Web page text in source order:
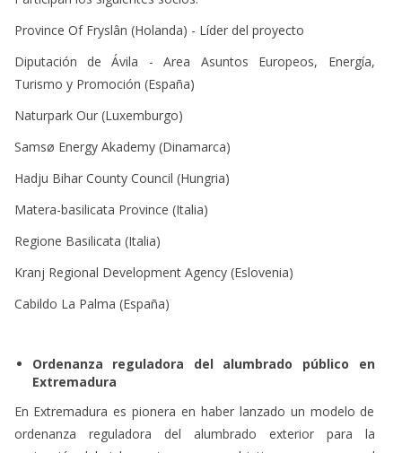
Participan los siguientes socios:
Province Of Fryslân (Holanda) - Líder del proyecto
Diputación de Ávila - Area Asuntos Europeos, Energía,
Turismo y Promoción (España)
Naturpark Our (Luxemburgo)
Samsø Energy Akademy (Dinamarca)
Hadju Bihar County Council (Hungria)
Matera-basilicata Province (Italia)
Regione Basilicata (Italia)
Kranj Regional Development Agency (Eslovenia)
Cabildo La Palma (España)
Ordenanza reguladora del alumbrado público en
En Extremadura es pionera en haber lanzado un modelo de
ordenanza reguladora del alumbrado exterior para la